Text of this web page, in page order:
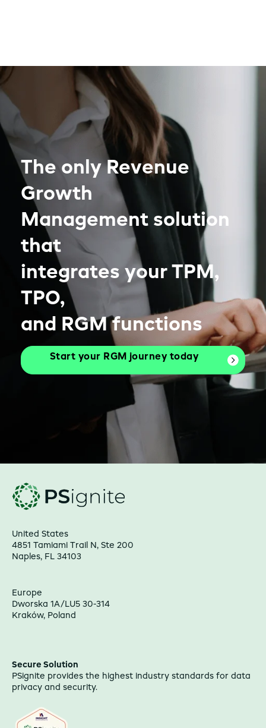
The only Revenue
Growth
Management solution
that
integrates your TPM,
TPO,
and RGM functions
Start your RGM journey today
United States
4851 Tamiami Trail N, Ste 200
Naples, FL 34103
Europe
Dworska 1A/LU5 30-314
Kraków, Poland
Secure Solution
PSignite provides the highest industry standards for data
privacy and security.